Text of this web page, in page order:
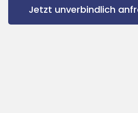
Jetzt unverbindlich